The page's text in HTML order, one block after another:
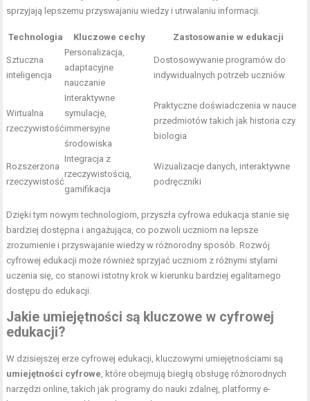
sprzyjają lepszemu przyswajaniu wiedzy i utrwalaniu informacji.
Technologia Kluczowe cechy Zastosowanie w edukacji
Sztuczna
inteligencja
Personalizacja,
adaptacyjne
nauczanie
Dostosowywanie programów do
indywidualnych potrzeb uczniów
Wirtualna
rzeczywistość
Interaktywne
symulacje,
immersyjne
środowiska
Praktyczne doświadczenia w nauce
przedmiotów takich jak historia czy
biologia
Rozszerzona
rzeczywistość
Integracja z
rzeczywistością,
gamifikacja
Wizualizacje danych, interaktywne
podręczniki
Dzięki tym nowym technologiom, przyszła cyfrowa edukacja stanie się
bardziej dostępna i angażująca, co pozwoli uczniom na lepsze
zrozumienie i przyswajanie wiedzy w różnorodny sposób. Rozwój
cyfrowej edukacji może również sprzyjać uczniom z różnymi stylami
uczenia się, co stanowi istotny krok w kierunku bardziej egalitarnego
dostępu do edukacji.
Jakie umiejętności są kluczowe w cyfrowej
edukacji?
W dzisiejszej erze cyfrowej edukacji, kluczowymi umiejętnościami są
umiejętności cyfrowe, które obejmują biegłą obsługę różnorodnych
narzędzi online, takich jak programy do nauki zdalnej, platformy e-